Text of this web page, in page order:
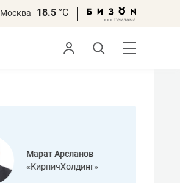
Москва 18.5 °С
Марат Арсланов
«КирпичХолдинг»